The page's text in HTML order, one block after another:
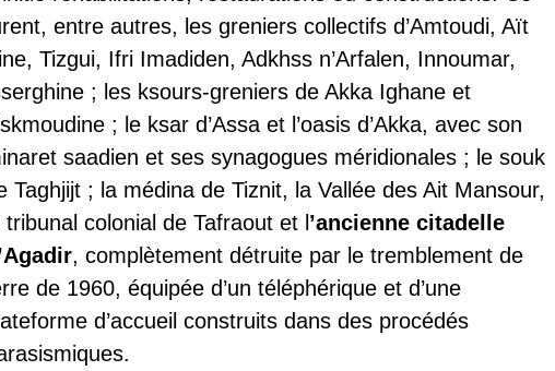
entre autres, les greniers collectifs d’Amtoudi, Aït
Tizgui, Ifri Imadiden, Adkhss n’Arfalen, Innoumar,
; les ksours-greniers de Akka Ighane et
; le ksar d’Assa et l’oasis d’Akka, avec son
saadien et ses synagogues méridionales ; le souk
Taghjijt ; la médina de Tiznit, la Vallée des Ait Mansour,
tribunal colonial de Tafraout et l ’ancienne citadelle
, complètement détruite par le tremblement de
de 1960, équipée d’un téléphérique et d’une
d’accueil construits dans des procédés